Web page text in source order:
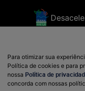
E-BRUN
48.938.207/0001-
Para otimizar sua
Política de cookies e para
nossa Política de
concorda com nossas